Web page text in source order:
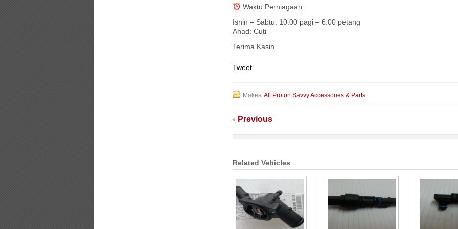
Waktu Perniagaan:
Isnin – Sabtu: 10.00 pagi – 6.00 petang
Ahad: Cuti
Terima Kasih
Tweet
Makes:All Proton Savvy Accessories & Parts.
Previous
Related Vehicles